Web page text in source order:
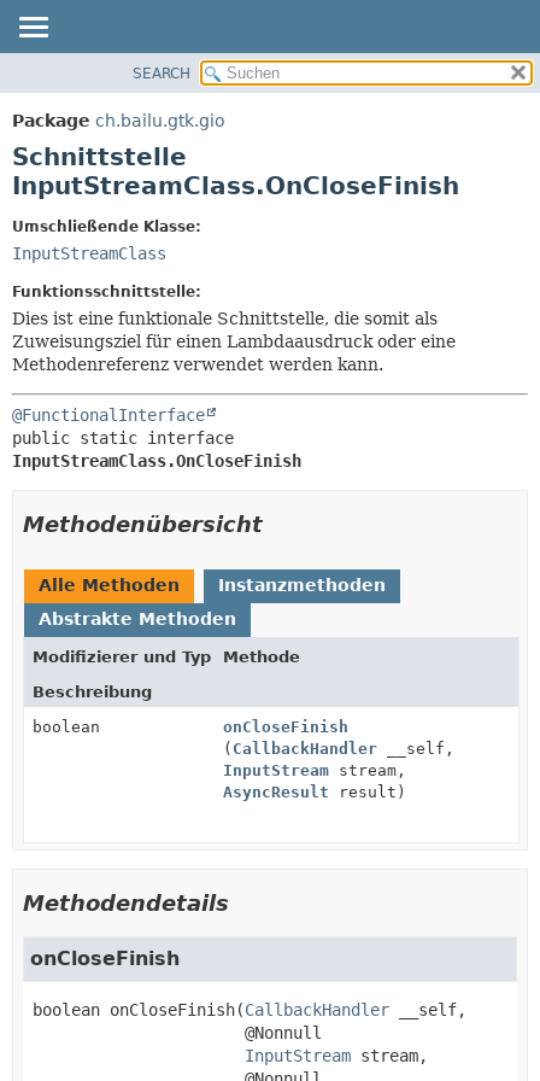
PACKAGE
KLASSE
BAUM
INDEX
KONSTRUKTOR
METHODE
SEARCH
Package ch.bailu.gtk.gio
Schnittstelle
InputStreamClass.OnCloseFinish
Umschließende Klasse:
InputStreamClass
Funktionsschnittstelle:
Dies ist eine funktionale Schnittstelle, die somit als
Zuweisungsziel für einen Lambdaausdruck oder eine
Methodenreferenz verwendet werden kann.
@FunctionalInterface
InputStreamClass.OnCloseFinish
Methodenübersicht
Alle Methoden
Instanzmethoden
Abstrakte Methoden
Modifizierer und Typ
Methode
Beschreibung
boolean
onCloseFinish
( CallbackHandler __self,
InputStream stream,
AsyncResult result)
Methodendetails
onCloseFinish
boolean onCloseFinish(CallbackHandler __self,
@Nonnull
InputStream stream,